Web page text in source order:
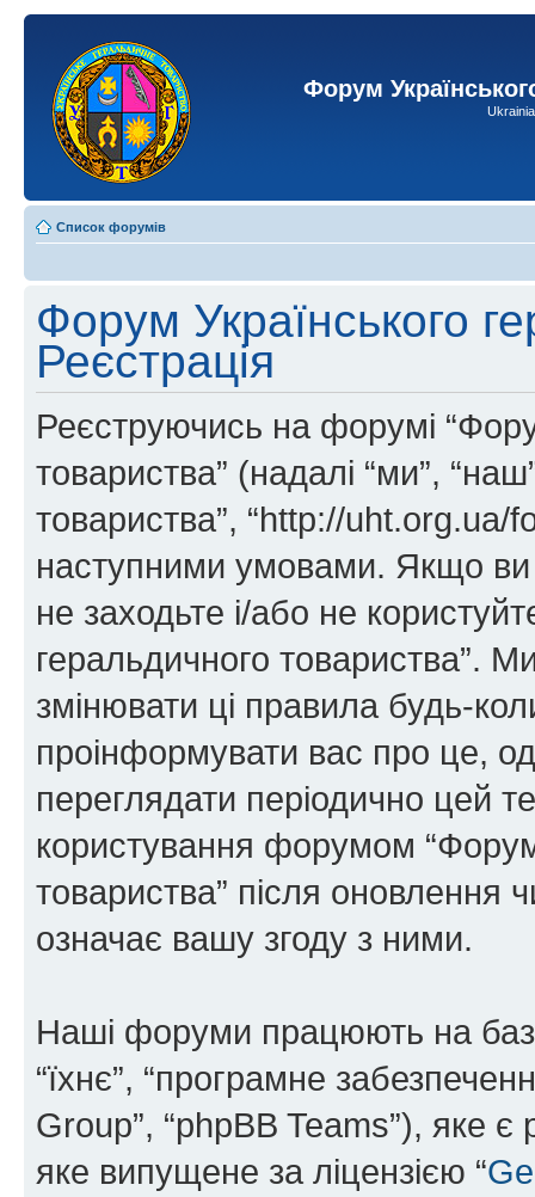
Форум
Список форумів
Форум Українського
Реєстрація
Реєструючись на форумі
товариства” (надалі “ми”,
товариства”, “http://uht.org.ua/
наступними умовами. Якщо ви
не заходьте і/або не
геральдичного товариства”.
змінювати ці правила будь-
проінформувати вас про це,
переглядати періодично цей
користування форумом
товариства” після оновлення
означає вашу згоду з ними.
Наші форуми працюють на
“їхнє”, “програмне
Group”, “phpBB Teams”), яке
яке випущене за ліцензією “